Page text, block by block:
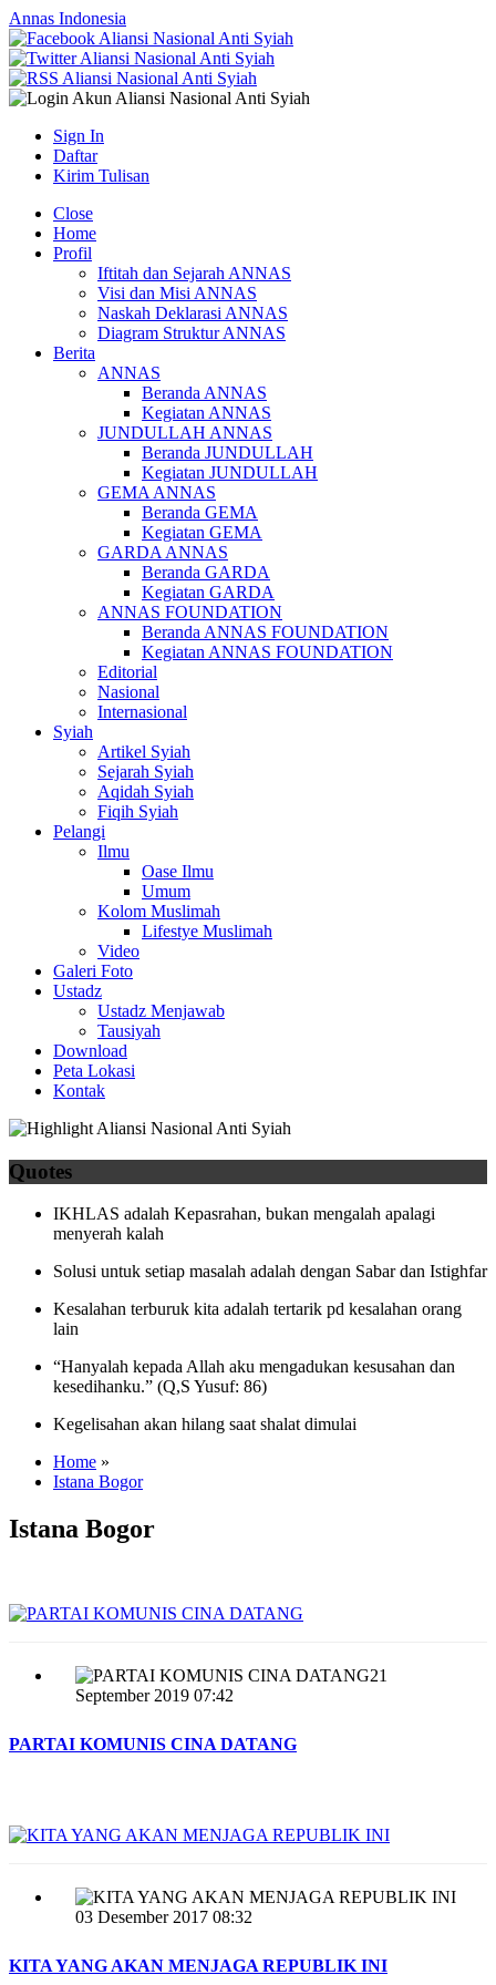
Annas Indonesia
Sign In
Daftar
Kirim Tulisan
Close
Home
Profil
Iftitah dan Sejarah ANNAS
Visi dan Misi ANNAS
Naskah Deklarasi ANNAS
Diagram Struktur ANNAS
Berita
ANNAS
Beranda ANNAS
Kegiatan ANNAS
JUNDULLAH ANNAS
Beranda JUNDULLAH
Kegiatan JUNDULLAH
GEMA ANNAS
Beranda GEMA
Kegiatan GEMA
GARDA ANNAS
Beranda GARDA
Kegiatan GARDA
ANNAS FOUNDATION
Beranda ANNAS FOUNDATION
Kegiatan ANNAS FOUNDATION
Editorial
Nasional
Internasional
Syiah
Artikel Syiah
Sejarah Syiah
Aqidah Syiah
Fiqih Syiah
Pelangi
Ilmu
Oase Ilmu
Umum
Kolom Muslimah
Lifestye Muslimah
Video
Galeri Foto
Ustadz
Ustadz Menjawab
Tausiyah
Download
Peta Lokasi
Kontak
Quotes
IKHLAS adalah Kepasrahan, bukan mengalah apalagi
menyerah kalah
Solusi untuk setiap masalah adalah dengan Sabar dan Istighfar
Kesalahan terburuk kita adalah tertarik pd kesalahan orang
lain
“Hanyalah kepada Allah aku mengadukan kesusahan dan
kesedihanku.” (Q,S Yusuf: 86)
Kegelisahan akan hilang saat shalat dimulai
Home »
Istana Bogor
Istana Bogor
21
September 2019 07:42
PARTAI KOMUNIS CINA DATANG
03 Desember 2017 08:32
KITA YANG AKAN MENJAGA REPUBLIK INI